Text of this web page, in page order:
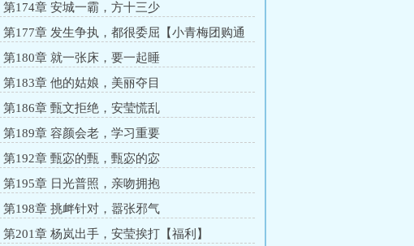
第174章 安城一霸，方十三少
第177章 发生争执，都很委屈【小青梅团购通
知】
第180章 就一张床，要一起睡
第183章 他的姑娘，美丽夺目
第186章 甄文拒绝，安莹慌乱
第189章 容颜会老，学习重要
第192章 甄宓的甄，甄宓的宓
第195章 日光普照，亲吻拥抱
第198章 挑衅针对，嚣张邪气
第201章 杨岚出手，安莹挨打【福利】